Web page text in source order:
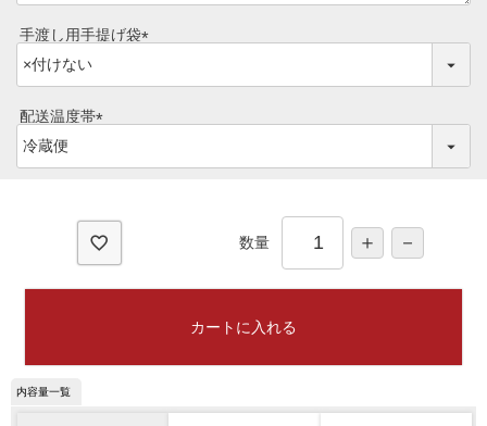
手渡し用手提げ袋
必
配送温度帯
必
数量
カートに入れる